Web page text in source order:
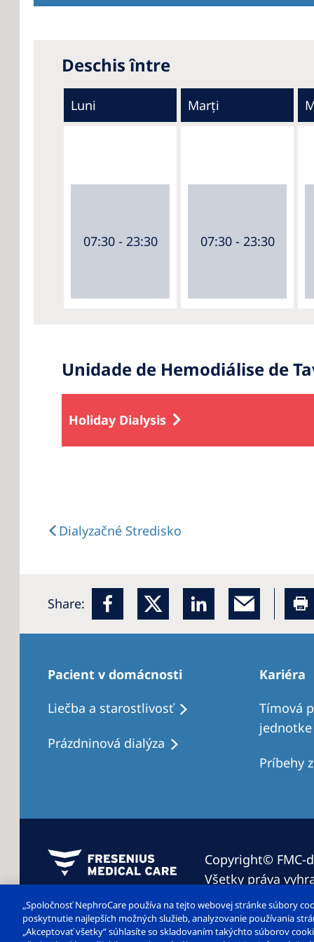
Deschis între
Luni Marți
07:30 - 23:30 07:30 - 23:30
Unidade de Hemodiálise de
Holiday Dialysis
Dialyzačné Stredisko
Share:
Pacient v domácnosti
Liečba a starostlivosť
Prázdninová dialýza
Kariéra
Tímová
jednotke
Príbehy
Copyright© FMC-
Všetky práva
„Spoločnosť NephroCare používa na tejto webovej stránke súbory
poskytnutie najlepších možných služieb, analyzovanie používania
„Akceptovať všetky“ súhlasíte so skladovaním takýchto súborov